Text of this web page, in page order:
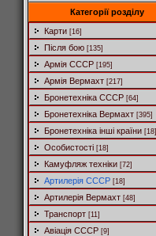
Категорії розділу
Карти [16]
Після бою [135]
Армія СССР [195]
Армія Вермахт [217]
Бронетехніка СССР [64]
Бронетехніка Вермахт [395]
Бронетехніка інші країни [18]
Особистості [18]
Камуфляж техніки [72]
Артилерія СССР [18]
Артилерія Вермахт [48]
Транспорт [11]
Авіація СССР [9]